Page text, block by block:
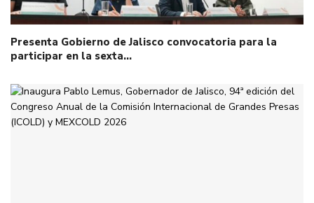
Presenta Gobierno de Jalisco convocatoria para la
participar en la sexta…